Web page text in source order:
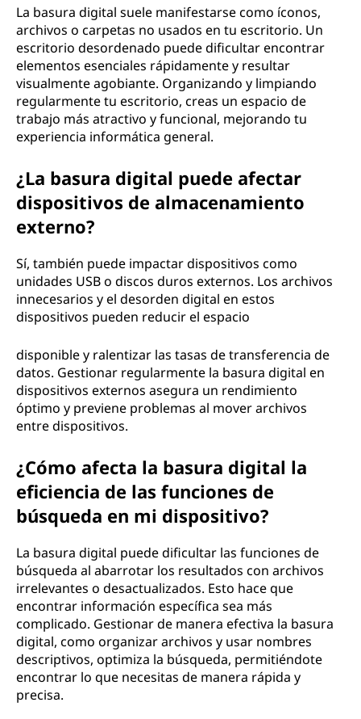
La basura digital suele manifestarse como íconos,
archivos o carpetas no usados en tu escritorio. Un
escritorio desordenado puede dificultar encontrar
elementos esenciales rápidamente y resultar
visualmente agobiante. Organizando y limpiando
regularmente tu escritorio, creas un espacio de
trabajo más atractivo y funcional, mejorando tu
experiencia informática general.
¿La basura digital puede afectar
dispositivos de almacenamiento
externo?
Sí, también puede impactar dispositivos como
unidades USB o discos duros externos. Los archivos
innecesarios y el desorden digital en estos
dispositivos pueden reducir el espacio
disponible y ralentizar las tasas de transferencia de
datos. Gestionar regularmente la basura digital en
dispositivos externos asegura un rendimiento
óptimo y previene problemas al mover archivos
entre dispositivos.
¿Cómo afecta la basura digital la
eficiencia de las funciones de
búsqueda en mi dispositivo?
La basura digital puede dificultar las funciones de
búsqueda al abarrotar los resultados con archivos
irrelevantes o desactualizados. Esto hace que
encontrar información específica sea más
complicado. Gestionar de manera efectiva la basura
digital, como organizar archivos y usar nombres
descriptivos, optimiza la búsqueda, permitiéndote
encontrar lo que necesitas de manera rápida y
precisa.